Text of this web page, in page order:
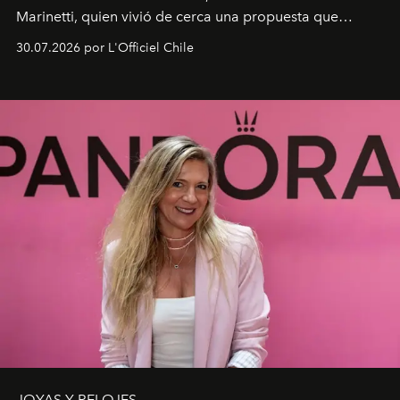
Marinetti, quien vivió de cerca una propuesta que
fusiona moda y rendimiento.
30.07.2026 por L'Officiel Chile